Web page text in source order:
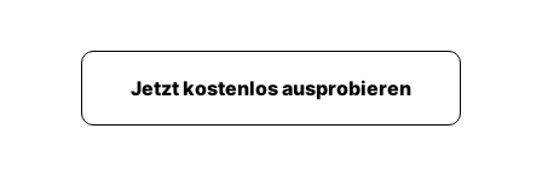
Jetzt kostenlos ausprobieren